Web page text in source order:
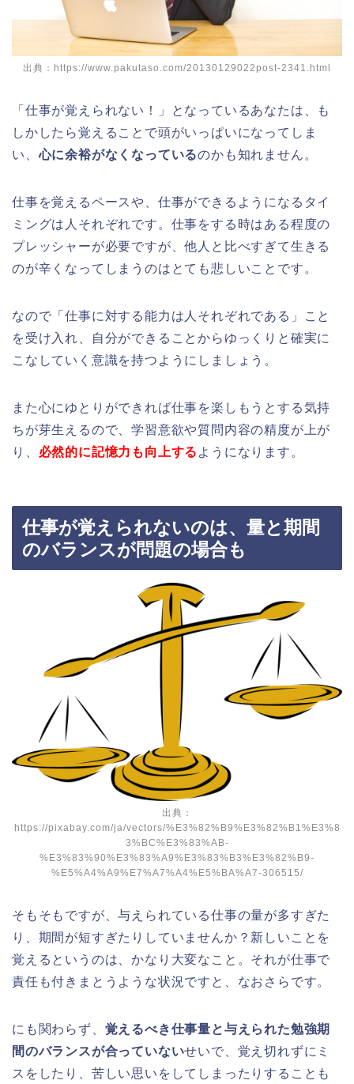
出典：https://www.pakutaso.com/20130129022post-2341.html
「仕事が覚えられない！」となっているあなたは、も
しかしたら覚えることで頭がいっぱいになってしま
い、心に余裕がなくなっているのかも知れません。
仕事を覚えるペースや、仕事ができるようになるタイ
ミングは人それぞれです。仕事をする時はある程度の
プレッシャーが必要ですが、他人と比べすぎて生きる
のが辛くなってしまうのはとても悲しいことです。
なので「仕事に対する能力は人それぞれである」こと
を受け入れ、自分ができることからゆっくりと確実に
こなしていく意識を持つようにしましょう。
また心にゆとりができれば仕事を楽しもうとする気持
ちが芽生えるので、学習意欲や質問内容の精度が上が
り、 必然的に記憶力も向上する ようになります。
仕事が覚えられないのは、量と期間
のバランスが問題の場合も
出典：
https://pixabay.com/ja/vectors/%E3%82%B9%E3%82%B1%E3%8
3%BC%E3%83%AB-
%E3%83%90%E3%83%A9%E3%83%B3%E3%82%B9-
%E5%A4%A9%E7%A7%A4%E5%BA%A7-306515/
そもそもですが、与えられている仕事の量が多すぎた
り、期間が短すぎたりしていませんか？新しいことを
覚えるというのは、かなり大変なこと。それが仕事で
責任も付きまとうような状況ですと、なおさらです。
にも関わらず、 覚えるべき仕事量と与えられた勉強期
間のバランスが合っていないせいで、覚え切れずにミ
スをしたり、苦しい思いをしてしまったりすることも